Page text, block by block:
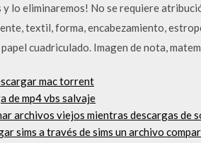
y lo eliminaremos! No se requiere
textil, forma, encabezamiento,
cuadriculado. Imagen de nota,
mac torrent
de mp4 vbs salvaje
archivos viejos mientras descargas de
sims a través de sims un archivo